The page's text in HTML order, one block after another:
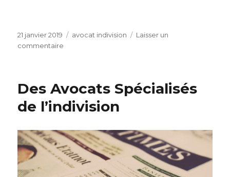
Publié
le
21 janvier 2019 Catégories
avocat indivision
Laisser un
commentaire
Spécialistes
de
l’indivision
Des Avocats Spécialisés
de l’indivision